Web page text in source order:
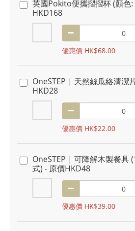
英國Pokito便攜摺摺杯 (顏色:
HKD168
優惠價 HK$68.00
OneSTEP | 天然絲瓜絡清潔
HKD28
優惠價 HK$22.00
OneSTEP | 可降解木製餐具
式) - 原價HKD48
優惠價 HK$39.00